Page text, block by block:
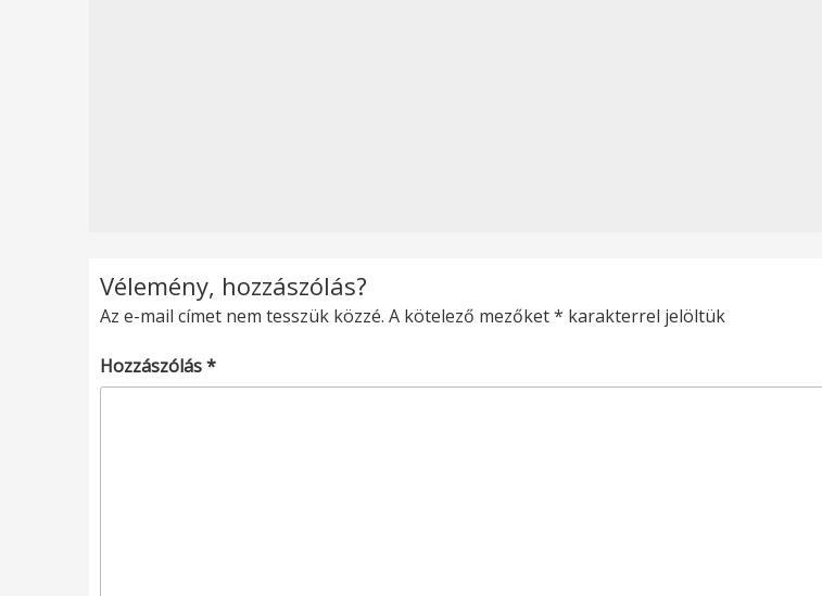
Vélemény, hozzászólás?
Az e-mail címet nem tesszük közzé. A kötelező mezőket* karakterrel jelöltük
Hozzászólás*